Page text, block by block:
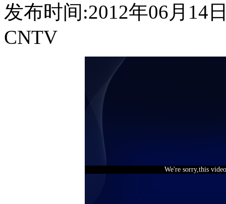
发布时间:2012年06月14
CNTV
We're sorry,this